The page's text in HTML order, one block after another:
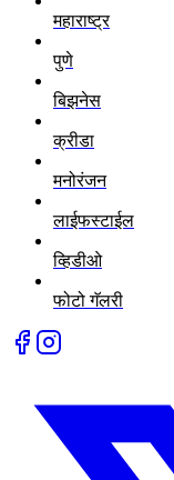
महाराष्ट्र
पुणे
बिझनेस
क्रीडा
मनोरंजन
लाईफस्टाईल
व्हिडीओ
फोटो गॅलरी